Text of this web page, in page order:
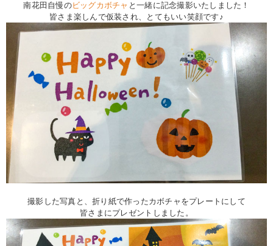
南花田自慢のビッグカボチャ と一緒に記念撮影いたしました！
皆さま楽しんで仮装され、とてもいい笑顔です♪
撮影した写真と、折り紙で作ったカボチャをプレートにして
皆さまにプレゼントしました。